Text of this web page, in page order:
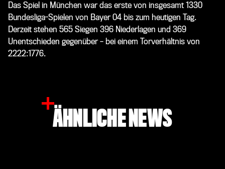
Das Spiel in München war das erste von insgesamt 1330
Bundesliga-Spielen von Bayer 04 bis zum heutigen Tag.
Derzeit stehen 565 Siegen 396 Niederlagen und 369
Unentschieden gegenüber – bei einem Torverhältnis von
2222:1776.
ÄHNLICHE NEWS